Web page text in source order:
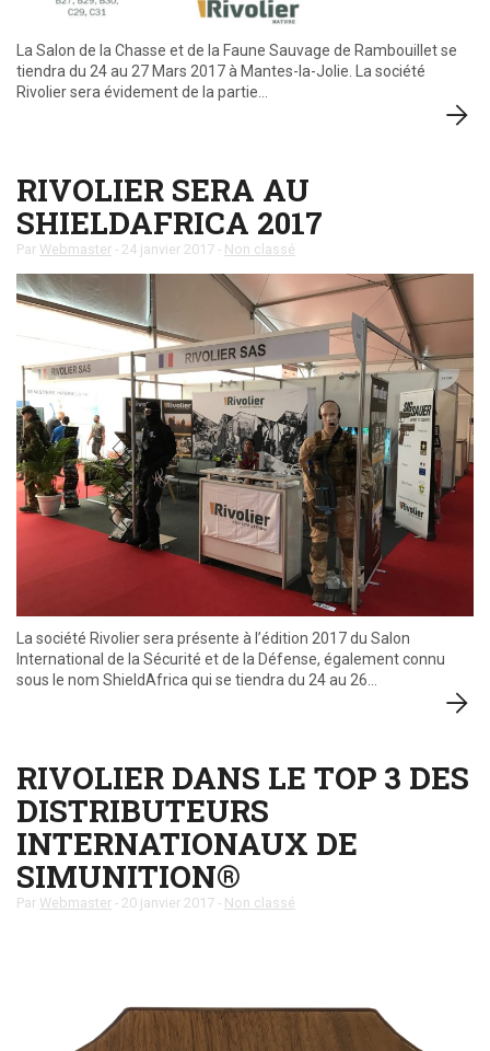
La Salon de la Chasse et de la Faune Sauvage de Rambouillet se
tiendra du 24 au 27 Mars 2017 à Mantes-la-Jolie. La société
Rivolier sera évidement de la partie…
RIVOLIER SERA AU
SHIELDAFRICA 2017
Par Webmaster - 24 janvier 2017 - Non classé
La société Rivolier sera présente à l’édition 2017 du Salon
International de la Sécurité et de la Défense, également connu
sous le nom ShieldAfrica qui se tiendra du 24 au 26…
RIVOLIER DANS LE TOP 3 DES
DISTRIBUTEURS
INTERNATIONAUX DE
SIMUNITION®
Par Webmaster - 20 janvier 2017 - Non classé